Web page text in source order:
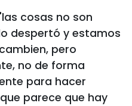
cosas no son
despertó y estamos
pero
no de forma
para hacer
parece que hay